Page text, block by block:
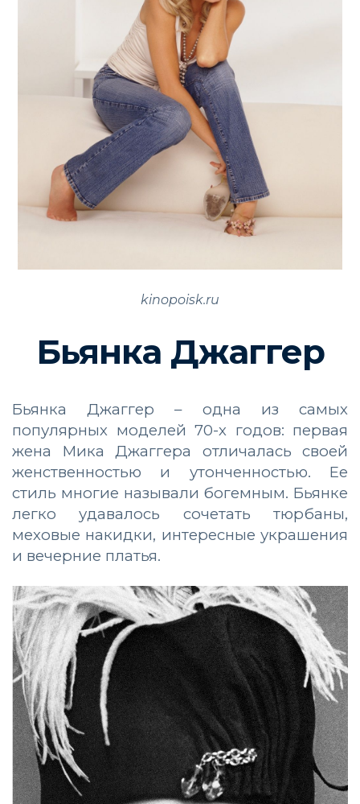
kinopoisk.ru
Бьянка Джаггер
Бьянка Джаггер – одна из самых
популярных моделей 70-х годов: первая
жена Мика Джаггера отличалась своей
женственностью и утонченностью. Ее
стиль многие называли богемным. Бьянке
легко удавалось сочетать тюрбаны,
меховые накидки, интересные украшения
и вечерние платья.